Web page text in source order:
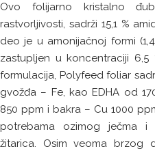
Ovo folijarno kristalno
rastvorljivosti, sadrži 15,1 %
deo je u amonijačnoj formi
zastupljen u koncentraciji 6,5
formulacija, Polyfeed foliar
gvožđa – Fe, kao EDHA od
850 ppm i bakra – Cu 1000
potrebama ozimog ječma
žitarica. Osim veoma brzog